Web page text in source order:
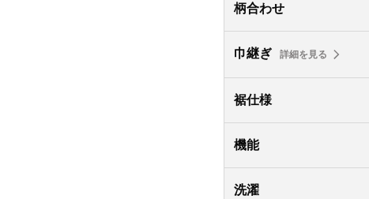
柄合わせ
巾継ぎ 詳細を見る
裾仕様
機能
洗濯